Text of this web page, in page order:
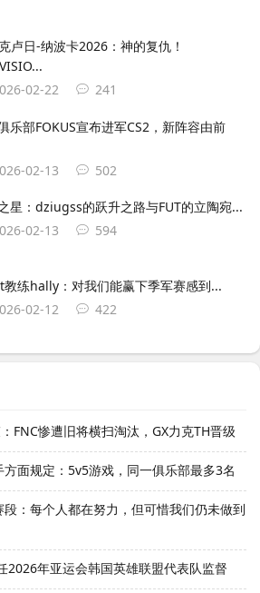
卢日-纳波卡2026：神的复仇！
02-22
241
乐部FOKUS宣布进军CS2，新阵容由前
02-13
502
星：dziugss的跃升之路与FUT的立陶宛...
02-13
594
练hally：对我们能赢下季军赛感到...
02-12
422
FNC惨遭旧将横扫淘汰，GX力克TH晋级
方面规定：5v5游戏，同一俱乐部最多3名
：每个人都在努力，但可惜我们仍未做到
2026年亚运会韩国英雄联盟代表队监督